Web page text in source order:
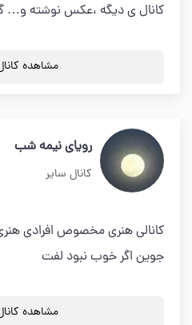
کانال ی دیگه ،عکس نوشته و…
مشاهده
رویای نیمه شب
کانال سایر
جوین اگر خوب نبود لفت
مشاهده